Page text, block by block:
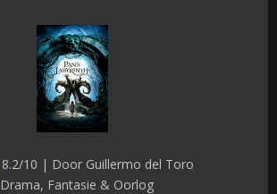
8.2/10 | Door Guillermo del Toro
Drama, Fantasie & Oorlog